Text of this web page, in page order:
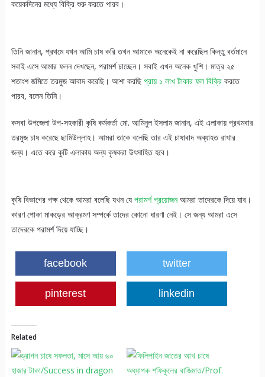
কয়েকদিনের মধ্যে বিক্রি শুরু করতে পারব।
তিনি জানান, প্রথমে যখন আমি চাষ করি তখন আমাকে অনেকেই না করেছিল কিন্তু বর্তমানে
সবাই এসে আমার ফলন দেখছেন, পরামর্শ চাচ্ছেন। সবাই এখন অনেক খুশি। মাত্র ২৫
শতাংশ জমিতে তরমুজ আবাদ করেছি। আশা করছিপ্রায় ১ লাখ টাকার ফল বিক্রি করতে
পারব, বলেন তিনি।
কসবা উপজেলা উপ-সহকারী কৃষি কর্মকর্তা মো. আমিনুল ইসলাম জানান, এই এলাকায় প্রথমবার
তরমুজ চাষ করেছে ছামিউল্লাহ। আমরা তাকে বলেছি তার এই চাষাবাদ অব্যাহত রাখার
জন্য। এতে করে কুটি এলাকায় অন্য কৃষকরা উৎসাহিত হবে।
কৃষি বিভাগের পক্ষ থেকে আমরা বলেছি যখন যে পরামর্শ প্রয়োজনআমরা তাদেরকে দিয়ে যাব।
কারণ পোকা মাকড়ের আক্রমণ সম্পর্কে তাদের কোনো ধারণা নেই। সে জন্য আমরা এসে
তাদেরকে পরামর্শ দিয়ে যাচ্ছি।
facebook twitter
pinterest linkedin
Related